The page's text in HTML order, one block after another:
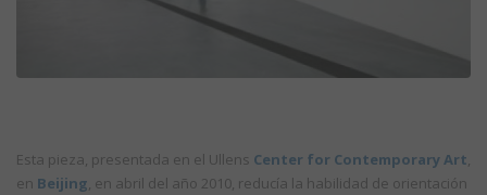
Esta pieza, presentada en el Ullens Center for Contemporary Art,
en Beijing, en abril del año 2010, reducía la habilidad de orientación